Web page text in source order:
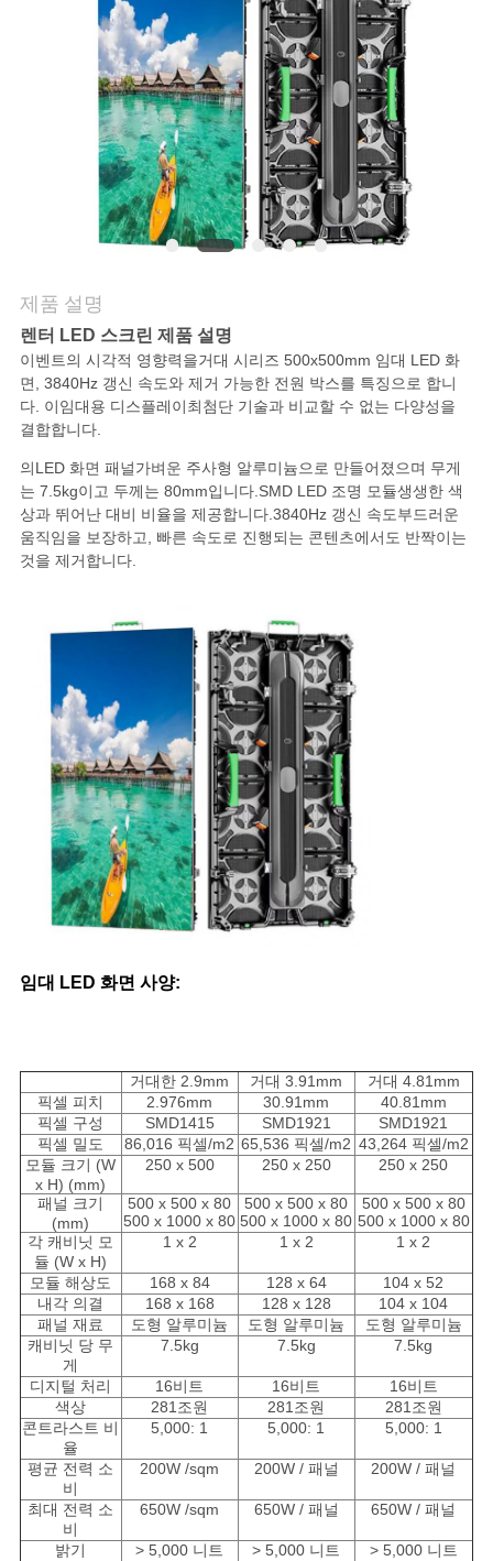
트
맵
사
생
활
보
제품 설명
렌터 LED 스크린 제품 설명
이벤트의 시각적 영향력을거대 시리즈 500x500mm 임대 LED 화
면, 3840Hz 갱신 속도와 제거 가능한 전원 박스를 특징으로 합니
다. 이임대용 디스플레이최첨단 기술과 비교할 수 없는 다양성을
결합합니다.
의LED 화면 패널가벼운 주사형 알루미늄으로 만들어졌으며 무게
는 7.5kg이고 두께는 80mm입니다.SMD LED 조명 모듈생생한 색
상과 뛰어난 대비 비율을 제공합니다.3840Hz 갱신 속도부드러운
움직임을 보장하고, 빠른 속도로 진행되는 콘텐츠에서도 반짝이는
것을 제거합니다.
임대 LED 화면 사양:
거대한 2.9mm 거대 3.91mm
거대 4.81mm
픽셀 피치
2.976mm 30.91mm
40.81mm
픽셀 구성
SMD1415 SMD1921
SMD1921
픽셀 밀도
86,016 픽셀/m2 65,536 픽셀/m2 43,264 픽셀/m2
모듈 크기 (W
x H) (mm)
250 x 500 250 x 250 250 x 250
패널 크기
(mm)
500 x 500 x 80
500 x 1000 x 80
500 x 500 x 80
500 x 1000 x 80
500 x 500 x 80
500 x 1000 x 80
각 캐비닛 모
듈 (W x H)
1 x 2 1 x 2 1 x 2
모듈 해상도 168 x 84 128 x 64
104 x 52
내각 의결
168 x 168 128 x 128
104 x 104
패널 재료
도형 알루미늄 도형 알루미늄
도형 알루미늄
캐비닛 당 무
게
7.5kg 7.5kg 7.5kg
디지털 처리 16비트 16비트
16비트
색상
281조원 281조원
281조원
콘트라스트 비
율
5,000: 1 5,000: 1 5,000: 1
평균 전력 소
비
200W /sqm 200W / 패널 200W / 패널
최대 전력 소
비
650W /sqm 650W / 패널 650W / 패널
밝기 > 5,000 니트 > 5,000 니트
> 5,000 니트